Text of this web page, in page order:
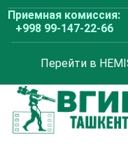
Перейти
содержимому
Приемная комиссия:
+998 99-147-22-66
Перейти в